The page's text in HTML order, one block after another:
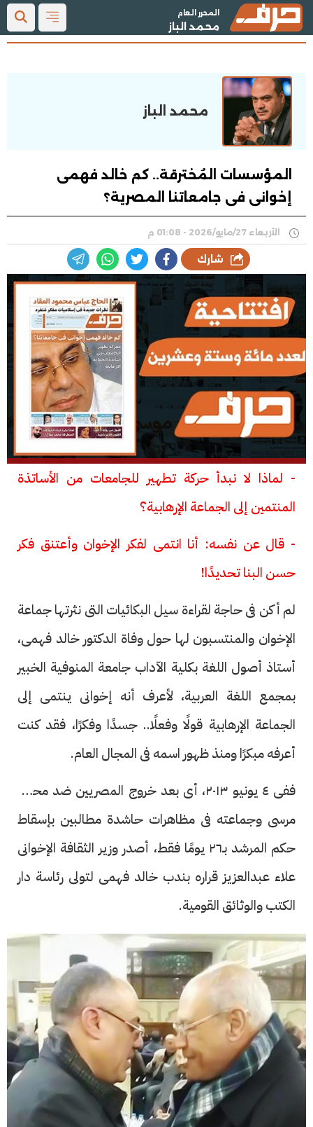
المحرر العام
محمد الباز
محمد الباز
المؤسسات المُخترقة.. كم خالد فهمى
إخوانى فى جامعاتنا المصرية؟
الأربعاء 27/مايو/2026 - 01:08 م
شارك
- لماذا لا نبدأ حركة تطهير للجامعات من الأساتذة
المنتمين إلى الجماعة الإرهابية؟
- قال عن نفسه: أنا انتمى لفكر الإخوان وأعتنق فكر
حسن البنا تحديدًا!
لم أكن فى حاجة لقراءة سيل البكائيات التى نثرتها جماعة
الإخوان والمنتسبون لها حول وفاة الدكتور خالد فهمى،
أستاذ أصول اللغة بكلية الآداب جامعة المنوفية الخبير
بمجمع اللغة العربية، لأعرف أنه إخوانى ينتمى إلى
الجماعة الإرهابية قولًا وفعلًا.. جسدًا وفكرًا، فقد كنت
أعرفه مبكرًا ومنذ ظهور اسمه فى المجال العام.
ففى ٤ يونيو ٢٠١٣، أى بعد خروج المصريين ضد محمد
مرسى وجماعته فى مظاهرات حاشدة مطالبين بإسقاط
حكم المرشد بـ٢٦ يومًا فقط، أصدر وزير الثقافة الإخوانى
علاء عبدالعزيز قراره بندب خالد فهمى لتولى رئاسة دار
الكتب والوثائق القومية.